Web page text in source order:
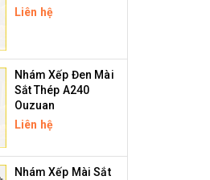
Liên hệ
Nhám Xếp Đen Mài
Sắt Thép A240
Ouzuan
Liên hệ
Nhám Xếp Mài Sắt